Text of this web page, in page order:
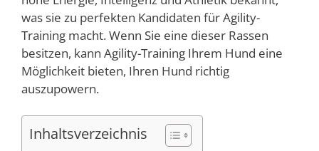
was sie zu perfekten Kandidaten für Agility-
Training macht. Wenn Sie eine dieser Rassen
besitzen, kann Agility-Training Ihrem Hund eine
Möglichkeit bieten, Ihren Hund richtig
auszupowern.
Inhaltsverzeichnis